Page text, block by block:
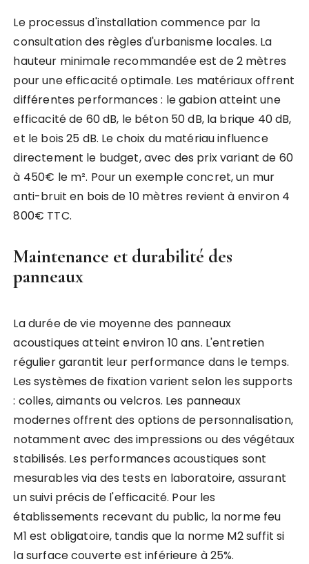
Le processus d'installation commence par la
consultation des règles d'urbanisme locales. La
hauteur minimale recommandée est de 2 mètres
pour une efficacité optimale. Les matériaux offrent
différentes performances : le gabion atteint une
efficacité de 60 dB, le béton 50 dB, la brique 40 dB,
et le bois 25 dB. Le choix du matériau influence
directement le budget, avec des prix variant de 60
à 450€ le m². Pour un exemple concret, un mur
anti-bruit en bois de 10 mètres revient à environ 4
800€ TTC.
Maintenance et durabilité des
panneaux
La durée de vie moyenne des panneaux
acoustiques atteint environ 10 ans. L'entretien
régulier garantit leur performance dans le temps.
Les systèmes de fixation varient selon les supports
: colles, aimants ou velcros. Les panneaux
modernes offrent des options de personnalisation,
notamment avec des impressions ou des végétaux
stabilisés. Les performances acoustiques sont
mesurables via des tests en laboratoire, assurant
un suivi précis de l'efficacité. Pour les
établissements recevant du public, la norme feu
M1 est obligatoire, tandis que la norme M2 suffit si
la surface couverte est inférieure à 25%.